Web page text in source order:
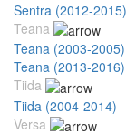
Sentra (2012-2015)
Teana
Teana (2003-2005)
Teana (2013-2016)
Tiida
Tiida (2004-2014)
Versa